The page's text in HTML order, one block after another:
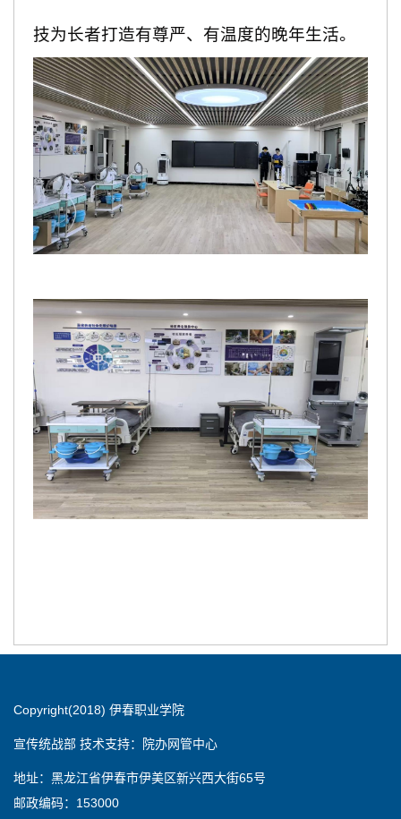
技为长者打造有尊严、有温度的晚年生活。
Copyright(2018) 伊春职业学院
宣传统战部 技术支持：院办网管中心
地址：黑龙江省伊春市伊美区新兴西大街65号
邮政编码：153000